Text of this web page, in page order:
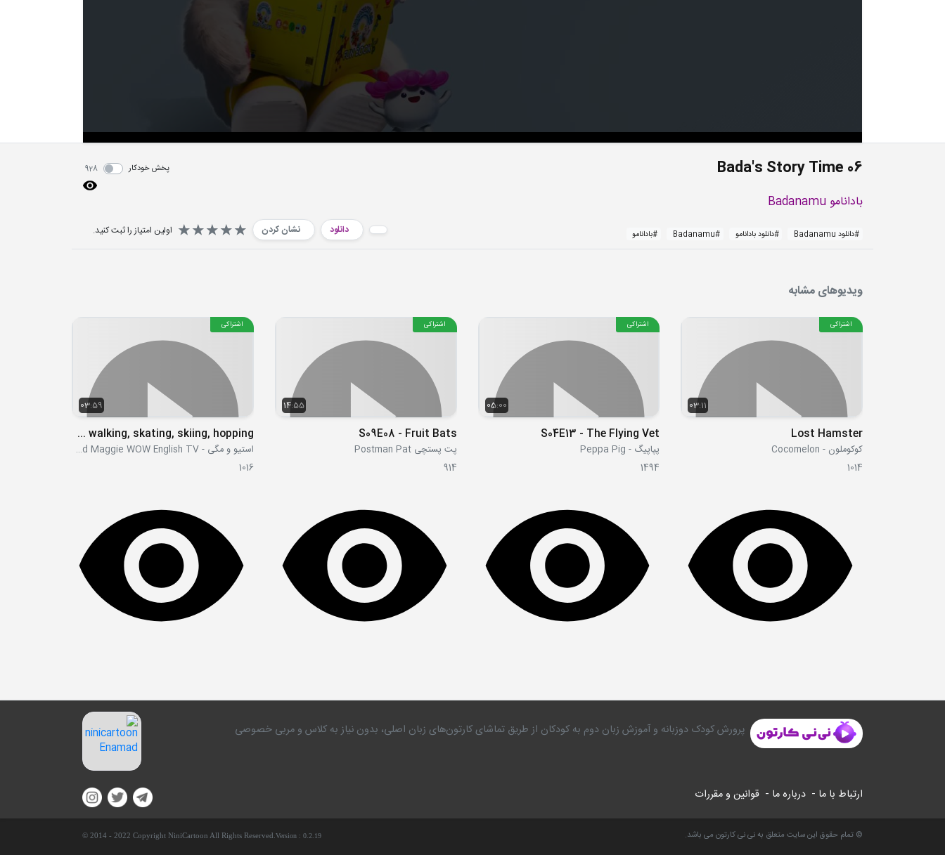
Bada's Story Time 06 پخش خودکار 928
بادانامو Badanamu
#دانلود Badanamu #دانلود بادانامو #
Badanamu
#بادانامو دانلود نشان کردن اولین امتیاز را ثبت کنید.
ویدیوهای مشابه
03:11
اشتراکی
Lost Hamster
کوکوملون - Cocomelon
1014
05:00
اشتراکی
S04E13 - The Flying Vet
پپاپیگ - Peppa Pig
1494
14:55
اشتراکی
S09E08 - Fruit Bats
پت پستچی Postman Pat
914
03:59
اشتراکی
Steve walking, skating, skiing, hopping
استیو و مگی - Steve and Maggie WOW English TV
1016
پرورش کودک دوزبانه و آموزش زبان دوم به کودکان از طریق تماشای کارتون‌های زبان اصلی، بدون نیاز به کلاس و مربی خصوصی
ارتباط با ما - درباره ما - قوانین و مقررات
© تمام حقوق این سایت متعلق به نی نی کارتون می باشد. © 2014 - 2022 Copyright NiniCartoon All Rights Reserved. Version : 0.2.19